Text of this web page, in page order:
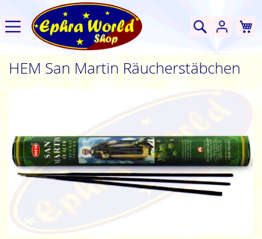
Suche
HEM San Martin Räucherstäbchen
springen